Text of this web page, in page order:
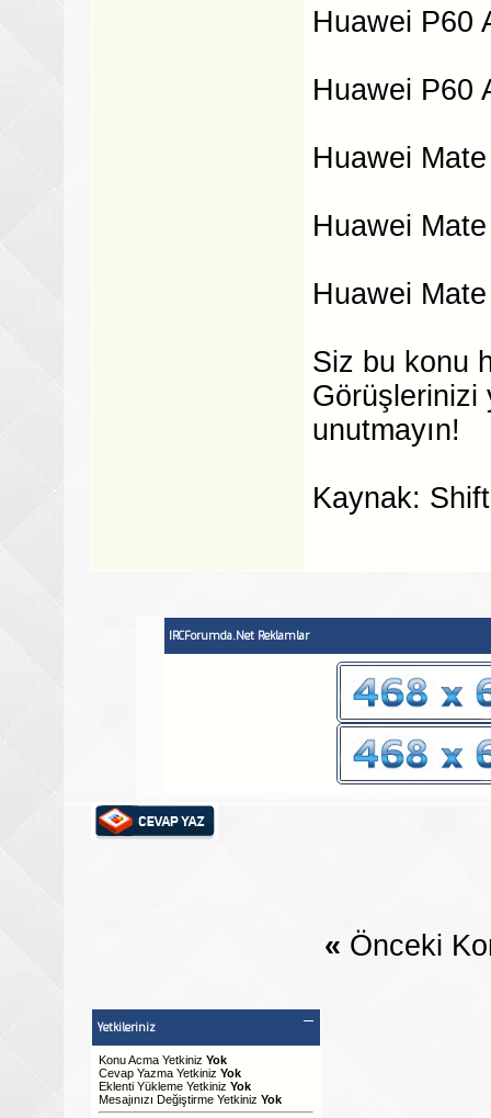
Huawei P60
Huawei P60
Huawei
Huawei
Huawei
Siz bu konu
Görüşlerinizi
unutmayın!
Kaynak:
IRCForumda.Net Reklamlar
« Önceki
Yetkileriniz
Konu Acma Yetkiniz Yok
Cevap Yazma Yetkiniz Yok
Eklenti Yükleme Yetkiniz Yok
Mesajınızı Değiştirme Yetkiniz Yok